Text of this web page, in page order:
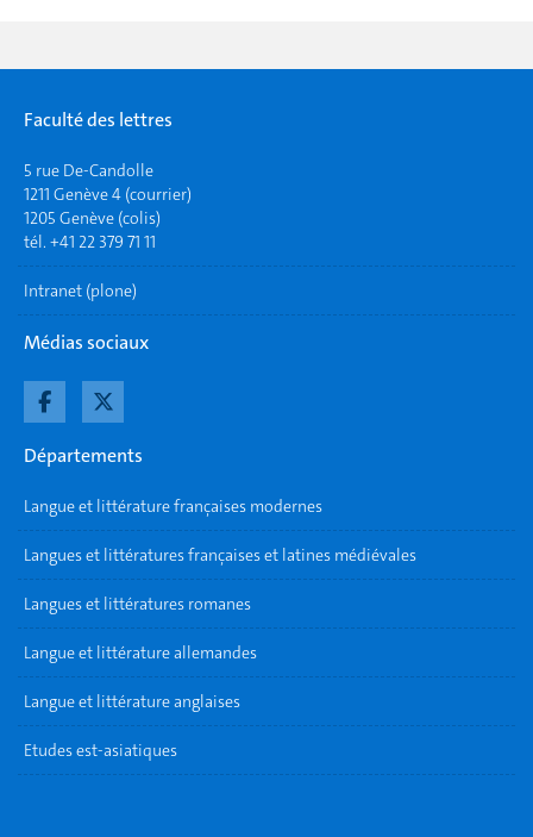
Faculté des lettres
5 rue De-Candolle
1211 Genève 4 (courrier)
1205 Genève (colis)
tél. +41 22 379 71 11
Intranet (plone)
Médias sociaux
Départements
Langue et littérature françaises modernes
Langues et littératures françaises et latines médiévales
Langues et littératures romanes
Langue et littérature allemandes
Langue et littérature anglaises
Etudes est-asiatiques